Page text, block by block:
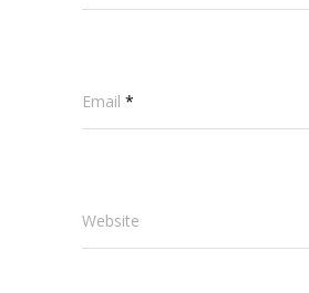
Email *
Website